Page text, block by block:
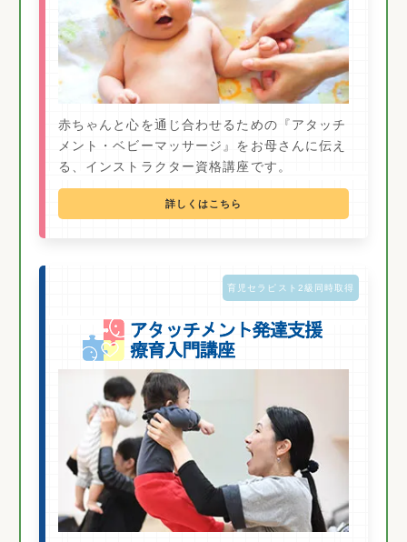
赤ちゃんと心を通じ合わせるための『アタッチ
メント・ベビーマッサージ』をお母さんに伝え
る、インストラクター資格講座です。
詳しくはこちら
育児セラピスト2級同時取得